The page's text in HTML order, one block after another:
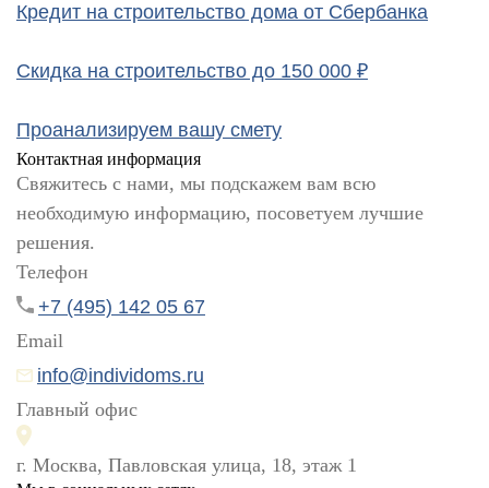
Кредит на строительство дома от Сбербанка
Скидка на строительство до 150 000 ₽
Проанализируем вашу смету
Контактная информация
Свяжитесь с нами, мы подскажем вам всю
необходимую информацию, посоветуем лучшие
решения.
Телефон
+7 (495) 142 05 67
Email
info@individoms.ru
Главный офис
г. Москва, Павловская улица, 18, этаж 1